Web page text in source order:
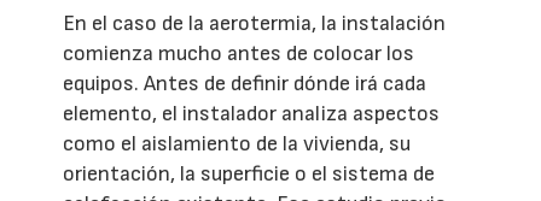
En el caso de la aerotermia, la instalación
comienza mucho antes de colocar los
equipos. Antes de definir dónde irá cada
elemento, el instalador analiza aspectos
como el aislamiento de la vivienda, su
orientación, la superficie o el sistema de